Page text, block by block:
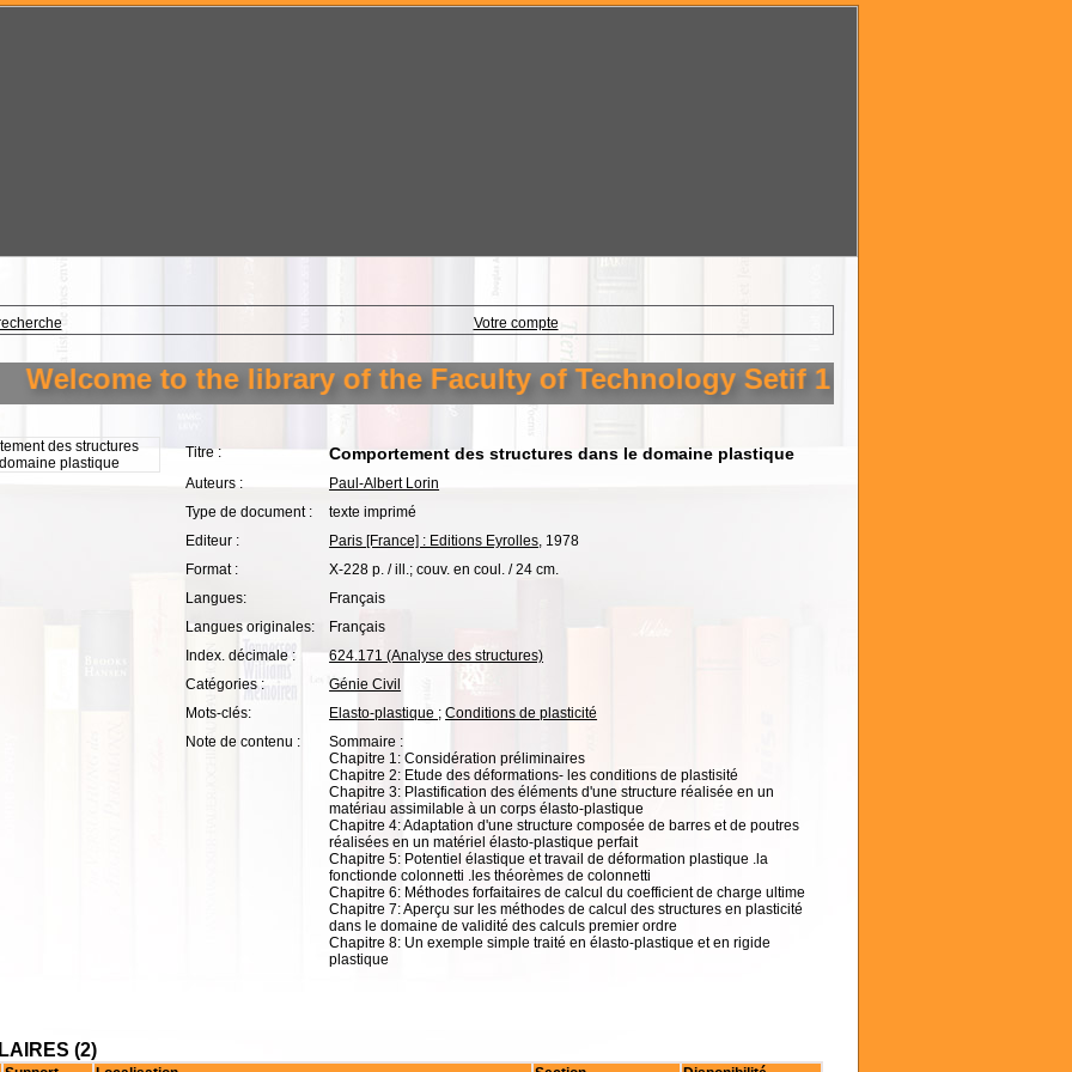
Votre compte
Welcome to the library of the Faculty of Technology Setif 1
Titre : Comportement des structures dans le domaine plastique
Auteurs :
Paul-Albert Lorin
Type de document :
texte imprimé
Editeur :
Paris [France] : Editions Eyrolles, 1978
Format :
X-228 p. / ill.; couv. en coul. / 24 cm.
Langues:
Français
Langues originales:
Français
Index. décimale :
624.171 (Analyse des structures)
Catégories :
Génie Civil
Mots-clés:
Elasto-plastique ;Conditions de plasticité
Note de contenu :
Sommaire :
Chapitre 1: Considération préliminaires
Chapitre 2: Etude des déformations- les conditions de plastisité
Chapitre 3: Plastification des éléments d'une structure réalisée en un
matériau assimilable à un corps élasto-plastique
Chapitre 4: Adaptation d'une structure composée de barres et de poutres
réalisées en un matériel élasto-plastique perfait
Chapitre 5: Potentiel élastique et travail de déformation plastique .la
fonctionde colonnetti .les théorèmes de colonnetti
Chapitre 6: Méthodes forfaitaires de calcul du coefficient de charge ultime
Chapitre 7: Aperçu sur les méthodes de calcul des structures en plasticité
dans le domaine de validité des calculs premier ordre
Chapitre 8: Un exemple simple traité en élasto-plastique et en rigide
plastique
(2)